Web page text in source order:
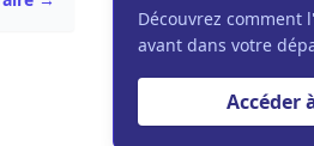
Découvrez comment
avant dans votre
Accéder